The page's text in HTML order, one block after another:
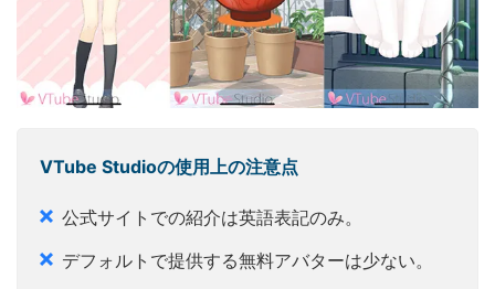
VTube Studioの使用上の注意点
公式サイトでの紹介は英語表記のみ。
デフォルトで提供する無料アバターは少ない。